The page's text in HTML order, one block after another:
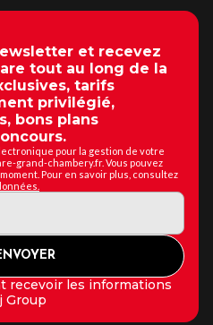
et recevez
tout au long de la
tarifs
privilégié,
bons plans
pour la gestion de votre
grand-chambery.fr. Vous pouvez
Pour en savoir plus, consultez
recevoir les informations
Group